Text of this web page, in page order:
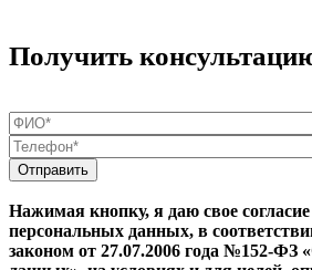
Получить
Нажимая кнопку, я даю свое
персональных данных, в
законом от 27.07.2006 года №152-ФЗ